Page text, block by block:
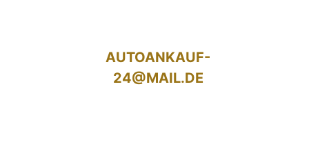
AUTOANKAUF-
24@MAIL.DE